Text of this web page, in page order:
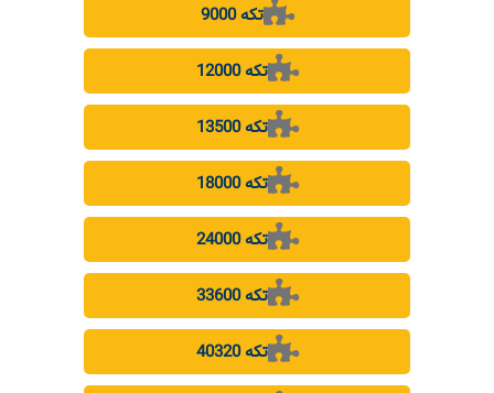
9000 تکه
12000 تکه
13500 تکه
18000 تکه
24000 تکه
33600 تکه
40320 تکه